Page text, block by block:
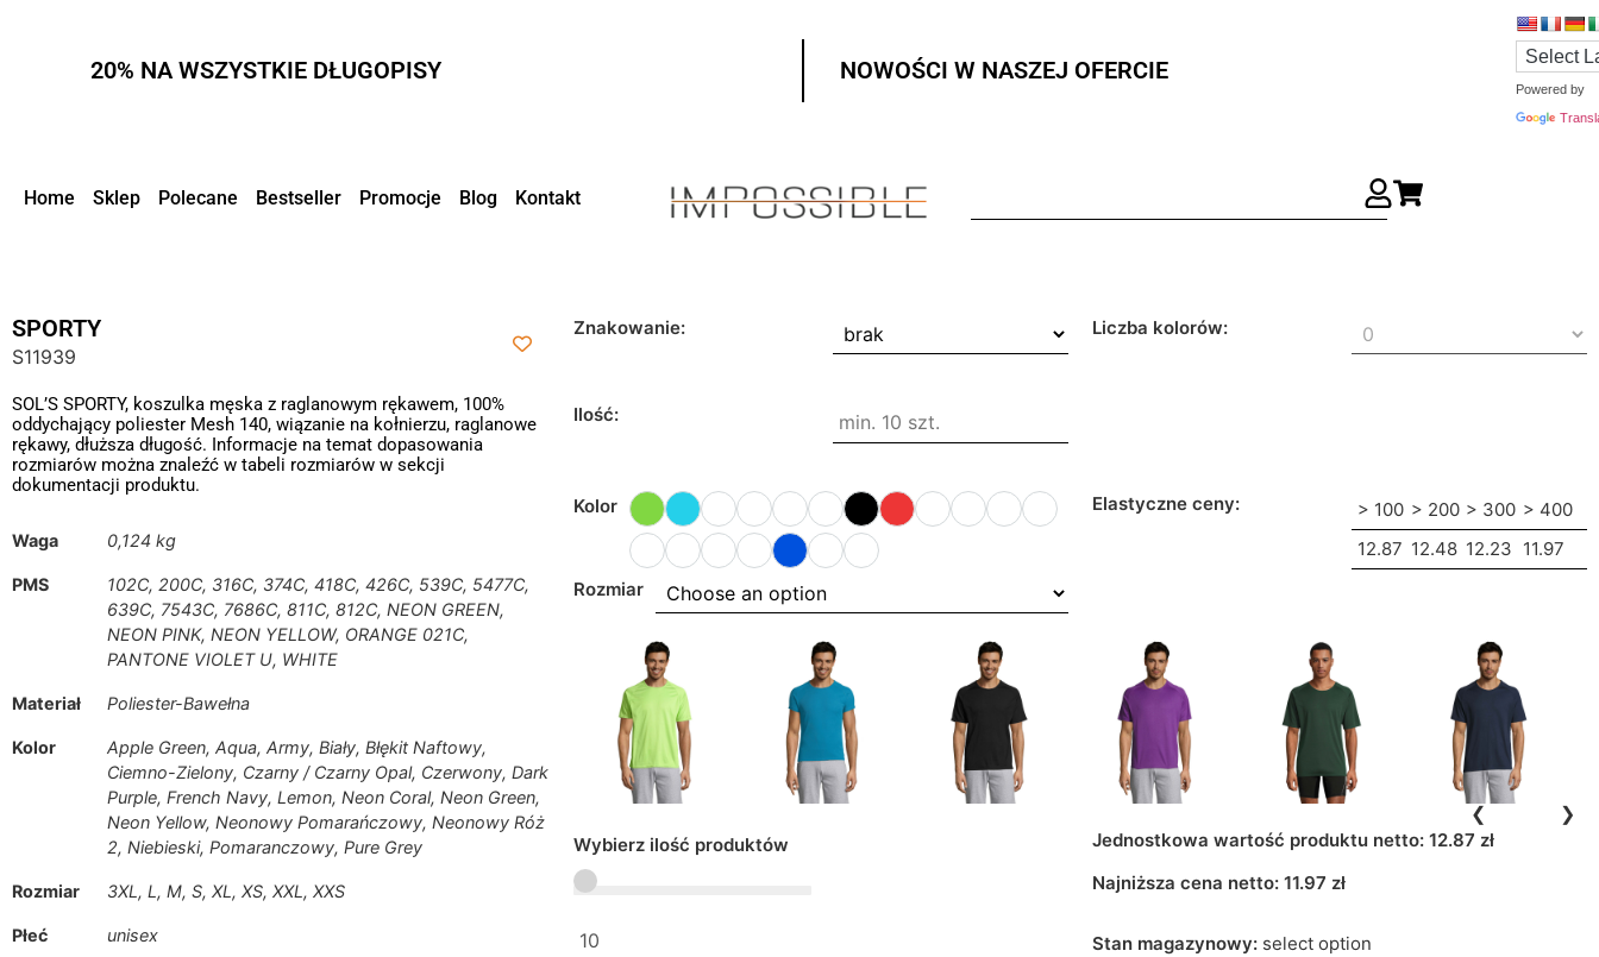
20% NA WSZYSTKIE DŁUGOPISY NOWOŚCI W NASZEJ OFERCIE
Powered by
Home Sklep Polecane Bestseller Promocje Blog Kontakt
SPORTY
S11939
SOL’S SPORTY, koszulka męska z raglanowym rękawem, 100%
oddychający poliester Mesh 140, wiązanie na kołnierzu, raglanowe
rękawy, dłuższa długość. Informacje na temat dopasowania
rozmiarów można znaleźć w tabeli rozmiarów w sekcji
dokumentacji produktu.
Waga 0,124 kg
PMS
102C, 200C, 316C, 374C, 418C, 426C, 539C, 5477C,
639C, 7543C, 7686C, 811C, 812C, NEON GREEN,
NEON PINK, NEON YELLOW, ORANGE 021C,
PANTONE VIOLET U, WHITE
Materiał Poliester-Bawełna
Kolor
Apple Green, Aqua, Army, Biały, Błękit Naftowy,
Ciemno-Zielony, Czarny / Czarny Opal, Czerwony, Dark
Purple, French Navy, Lemon, Neon Coral, Neon Green,
Neon Yellow, Neonowy Pomarańczowy, Neonowy Róż
2, Niebieski, Pomaranczowy, Pure Grey
Rozmiar 3XL, L, M, S, XL, XS, XXL, XXS
Płeć unisex
Znakowanie: Liczba kolorów:
Ilość:
Kolor
Rozmiar
Elastyczne ceny: > 100 > 200 > 300 > 400
12.87 12.48 12.23 11.97
❮ ❯
Wybierz ilość produktów Jednostkowa wartość produktu netto: 12.87 zł
Najniższa cena netto: 11.97 zł
Stan magazynowy: select option